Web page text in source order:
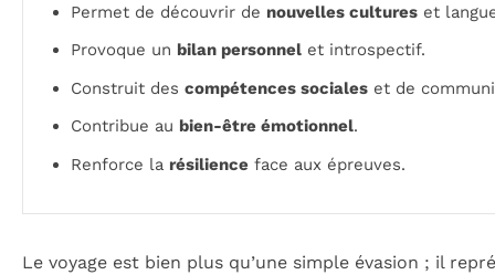
Permet de découvrir de nouvelles cultures et
Provoque un bilan personnel et introspectif.
Construit des compétences sociales et de
Contribue au bien-être émotionnel.
Renforce la résilience face aux épreuves.
Le voyage est bien plus qu’une simple évasion ; il